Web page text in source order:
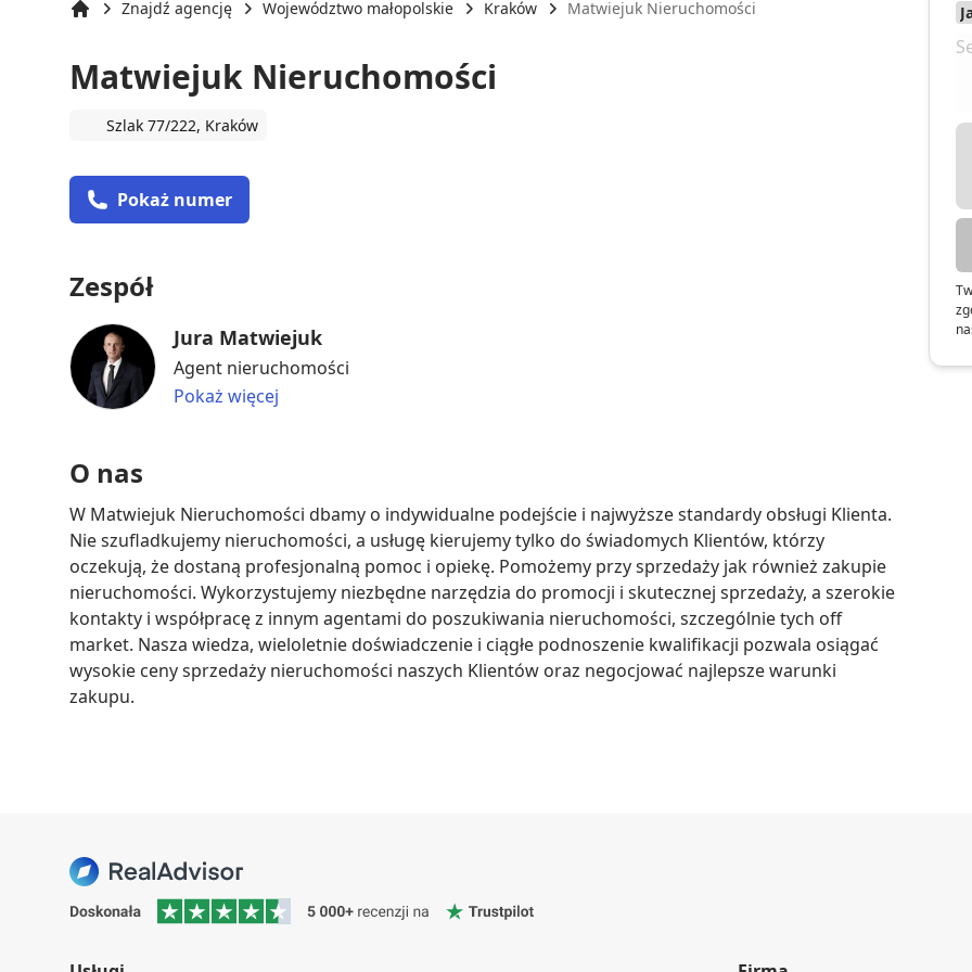
Znajdź agencję Województwo małopolskie Kraków Matwiejuk Nieruchomości
Matwiejuk Nieruchomości
Szlak 77/222, Kraków
Pokaż numer
Zespół
Jura Matwiejuk
Agent nieruchomości
Pokaż więcej
O nas
W Matwiejuk Nieruchomości dbamy o indywidualne podejście i najwyższe standardy obsługi Klienta.
Nie szufladkujemy nieruchomości, a usługę kierujemy tylko do świadomych Klientów, którzy
oczekują, że dostaną profesjonalną pomoc i opiekę. Pomożemy przy sprzedaży jak również zakupie
nieruchomości. Wykorzystujemy niezbędne narzędzia do promocji i skutecznej sprzedaży, a szerokie
kontakty i współpracę z innym agentami do poszukiwania nieruchomości, szczególnie tych off
market. Nasza wiedza, wieloletnie doświadczenie i ciągłe podnoszenie kwalifikacji pozwala osiągać
wysokie ceny sprzedaży nieruchomości naszych Klientów oraz negocjować najlepsze warunki
zakupu.